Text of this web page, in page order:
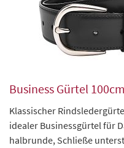
Business Gürtel 100cm
Klassischer
idealer Businessgürtel für
halbrunde, Schließe